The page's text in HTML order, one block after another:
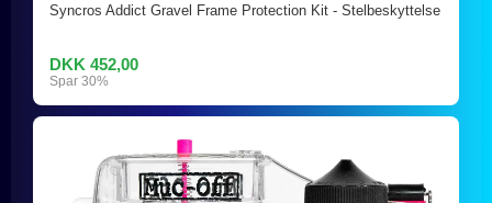
Syncros Addict Gravel Frame Protection Kit - Stelbeskyttelse
DKK 452,00
Spar 30%